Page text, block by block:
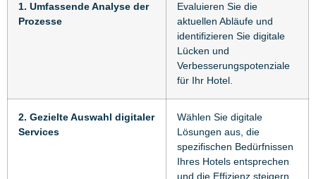
1. Umfassende Analyse der
Prozesse
Evaluieren Sie die
aktuellen Abläufe und
identifizieren Sie digitale
Lücken und
Verbesserungspotenziale
für Ihr Hotel.
2. Gezielte Auswahl digitaler
Services
Wählen Sie digitale
Lösungen aus, die
spezifischen Bedürfnissen
Ihres Hotels entsprechen
und die Effizienz steigern.